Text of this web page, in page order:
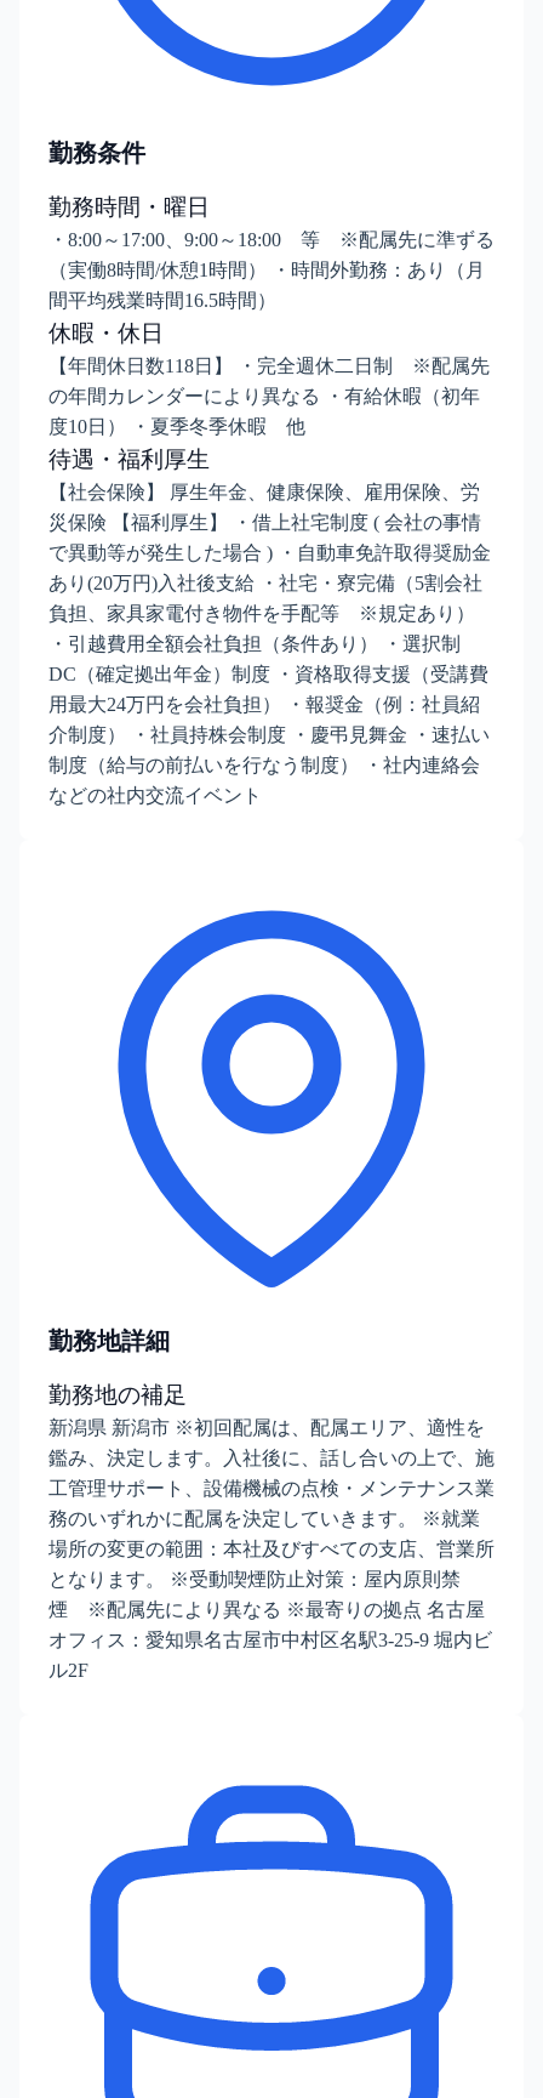
勤務条件
勤務時間・曜日
・8:00～17:00、9:00～18:00 等 ※配属先に準ずる
（実働8時間/休憩1時間） ・時間外勤務：あり（月
間平均残業時間16.5時間）
休暇・休日
【年間休日数118日】 ・完全週休二日制 ※配属先
の年間カレンダーにより異なる ・有給休暇（初年
度10日） ・夏季冬季休暇 他
待遇・福利厚生
【社会保険】 厚生年金、健康保険、雇用保険、労
災保険 【福利厚生】 ・借上社宅制度 ( 会社の事情
で異動等が発生した場合 ) ・自動車免許取得奨励金
あり(20万円)入社後支給 ・社宅・寮完備（5割会社
負担、家具家電付き物件を手配等 ※規定あり）
・引越費用全額会社負担（条件あり） ・選択制
DC（確定拠出年金）制度 ・資格取得支援（受講費
用最大24万円を会社負担） ・報奨金（例：社員紹
介制度） ・社員持株会制度 ・慶弔見舞金 ・速払い
制度（給与の前払いを行なう制度） ・社内連絡会
などの社内交流イベント
勤務地詳細
勤務地の補足
新潟県 新潟市 ※初回配属は、配属エリア、適性を
鑑み、決定します。入社後に、話し合いの上で、施
工管理サポート、設備機械の点検・メンテナンス業
務のいずれかに配属を決定していきます。 ※就業
場所の変更の範囲：本社及びすべての支店、営業所
となります。 ※受動喫煙防止対策：屋内原則禁
煙 ※配属先により異なる ※最寄りの拠点 名古屋
オフィス：愛知県名古屋市中村区名駅3-25-9 堀内ビ
ル2F